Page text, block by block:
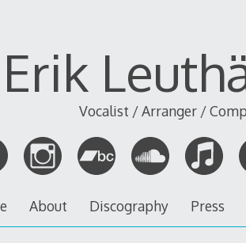
Erik
Vocalist / Arranger /
About Discography Press